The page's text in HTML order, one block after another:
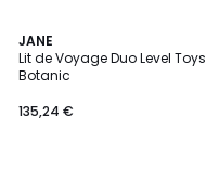
JANE
Lit de Voyage Duo Level Toys
Botanic
135,24 €